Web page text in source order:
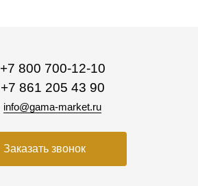
+7 800 700-12-10
+7 861 205 43 90
info@gama-market.ru
Заказать звонок